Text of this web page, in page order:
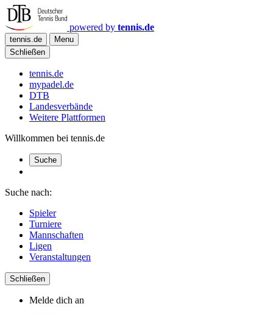
powered by tennis.de
tennis.de
Menu
Schließen
tennis.de
mypadel.de
DTB
Landesverbände
Weitere Plattformen
Willkommen bei tennis.de
Suche
Suche nach:
Spieler
Turniere
Mannschaften
Ligen
Veranstaltungen
Schließen
Melde dich an